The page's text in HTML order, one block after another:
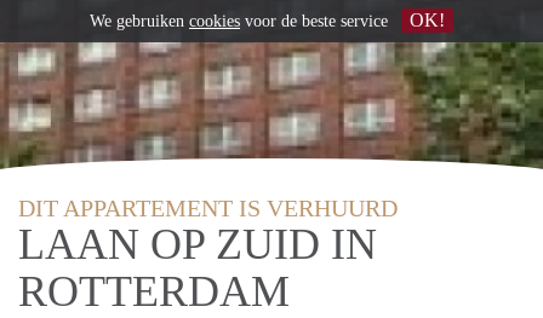
DIT APPARTEMENT IS VERHUURD
LAAN OP ZUID IN
ROTTERDAM
We gebruiken cookies voor de beste service OK!